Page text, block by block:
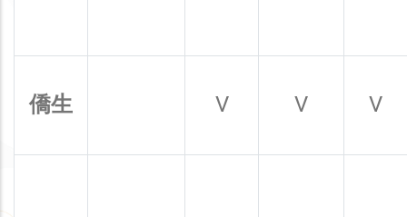
僑生 V V V